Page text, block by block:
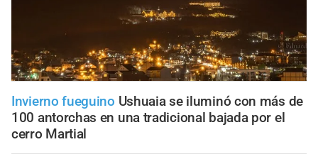
Invierno fueguino Ushuaia se iluminó con más de
100 antorchas en una tradicional bajada por el
cerro Martial